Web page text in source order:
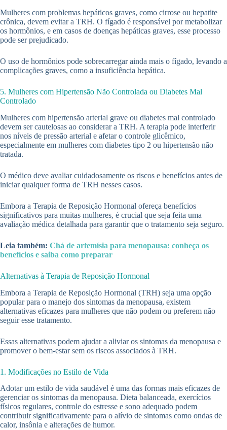
Mulheres com problemas hepáticos graves, como cirrose ou hepatite
crônica, devem evitar a TRH. O fígado é responsável por metabolizar
os hormônios, e em casos de doenças hepáticas graves, esse processo
pode ser prejudicado.
O uso de hormônios pode sobrecarregar ainda mais o fígado, levando a
complicações graves, como a insuficiência hepática.
5. Mulheres com Hipertensão Não Controlada ou Diabetes Mal
Controlado
Mulheres com hipertensão arterial grave ou diabetes mal controlado
devem ser cautelosas ao considerar a TRH. A terapia pode interferir
nos níveis de pressão arterial e afetar o controle glicêmico,
especialmente em mulheres com diabetes tipo 2 ou hipertensão não
tratada.
O médico deve avaliar cuidadosamente os riscos e benefícios antes de
iniciar qualquer forma de TRH nesses casos.
Embora a Terapia de Reposição Hormonal ofereça benefícios
significativos para muitas mulheres, é crucial que seja feita uma
avaliação médica detalhada para garantir que o tratamento seja seguro.
Leia também: Chá de artemísia para menopausa: conheça os
benefícios e saiba como preparar
Alternativas à Terapia de Reposição Hormonal
Embora a Terapia de Reposição Hormonal (TRH) seja uma opção
popular para o manejo dos sintomas da menopausa, existem
alternativas eficazes para mulheres que não podem ou preferem não
seguir esse tratamento.
Essas alternativas podem ajudar a aliviar os sintomas da menopausa e
promover o bem-estar sem os riscos associados à TRH.
1. Modificações no Estilo de Vida
Adotar um estilo de vida saudável é uma das formas mais eficazes de
gerenciar os sintomas da menopausa. Dieta balanceada, exercícios
físicos regulares, controle do estresse e sono adequado podem
contribuir significativamente para o alívio de sintomas como ondas de
calor, insônia e alterações de humor.